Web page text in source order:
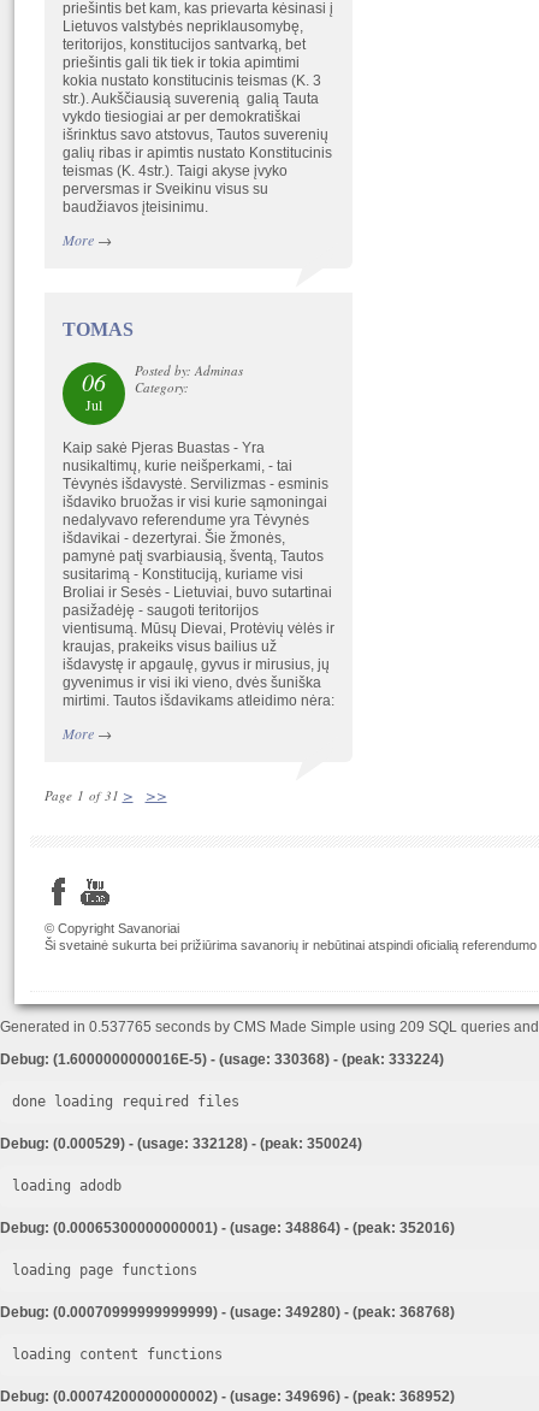
priešintis bet kam, kas prievarta kėsinasi į
Lietuvos valstybės nepriklausomybę,
teritorijos, konstitucijos santvarką, bet
priešintis gali tik tiek ir tokia apimtimi
kokia nustato konstitucinis teismas (K. 3
str.). Aukščiausią suverenią galią Tauta
vykdo tiesiogiai ar per demokratiškai
išrinktus savo atstovus, Tautos suverenių
galių ribas ir apimtis nustato Konstitucinis
teismas (K. 4str.). Taigi akyse įvyko
perversmas ir Sveikinu visus su
baudžiavos įteisinimu.
More→
TOMAS
06
Jul
Posted by: Adminas
Category:
Kaip sakė Pjeras Buastas - Yra
nusikaltimų, kurie neišperkami, - tai
Tėvynės išdavystė. Servilizmas - esminis
išdaviko bruožas ir visi kurie sąmoningai
nedalyvavo referendume yra Tėvynės
išdavikai - dezertyrai. Šie žmonės,
pamynė patį svarbiausią, šventą, Tautos
susitarimą - Konstituciją, kuriame visi
Broliai ir Sesės - Lietuviai, buvo sutartinai
pasižadėję - saugoti teritorijos
vientisumą. Mūsų Dievai, Protėvių vėlės ir
kraujas, prakeiks visus bailius už
išdavystę ir apgaulę, gyvus ir mirusius, jų
gyvenimus ir visi iki vieno, dvės šuniška
mirtimi. Tautos išdavikams atleidimo nėra:
More→
Page 1 of 31 > >>
© Copyright Savanoriai
Ši svetainė sukurta bei prižiūrima savanorių ir nebūtinai atspindi oficialią
Generated in 0.537765 seconds by CMS Made Simple using 209 SQL queries
Debug: (1.6000000000016E-5) - (usage: 330368) - (peak: 333224)
done loading required files
Debug: (0.000529) - (usage: 332128) - (peak: 350024)
loading adodb
Debug: (0.00065300000000001) - (usage: 348864) - (peak: 352016)
loading page functions
Debug: (0.00070999999999999) - (usage: 349280) - (peak: 368768)
loading content functions
Debug: (0.00074200000000002) - (usage: 349696) - (peak: 368952)